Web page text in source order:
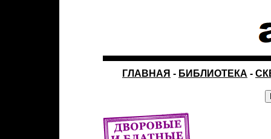
ГЛАВНАЯ - БИБЛИОТЕКА -